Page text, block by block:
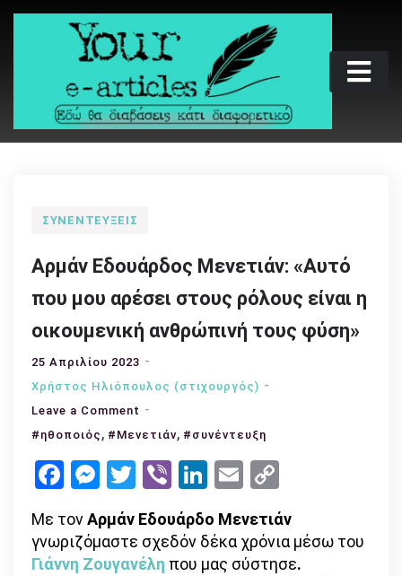
Skip
Your e-articles
Εδώ θα διαβάσεις κάτι διαφορετικό
ΣΥΝΕΝΤΕΎΞΕΙΣ
Αρμάν Εδουάρδος Μενετιάν: «Αυτό
που μου αρέσει στους ρόλους είναι η
οικουμενική ανθρώπινή τους φύση»
25 Απριλίου 2023
Χρήστος Ηλιόπουλος (στιχουργός)
Leave a Comment on
Αρμάν
Μενετιάν:
που
μου
αρέσει
#ηθοποιός , #Μενετιάν, #συνέντευξη
Facebook
Messenger
Twitter
ViberLinkedIn
Email
Link
Με τονΑρμάν Εδουάρδο Μενετιάν
γνωριζόμαστε σχεδόν δέκα χρόνια μέσω του
Γιάννη Ζουγανέλη που μας σύστησε.